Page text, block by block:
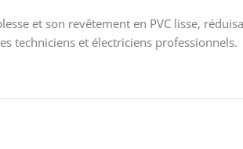
et son revêtement en PVC lisse,
techniciens et électriciens professionnels.